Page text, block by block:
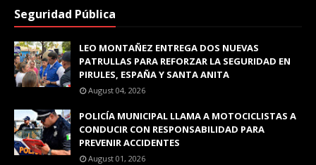
Seguridad Pública
LEO MONTAÑEZ ENTREGA DOS NUEVAS
PATRULLAS PARA REFORZAR LA SEGURIDAD EN
PIRULES, ESPAÑA Y SANTA ANITA
August 04, 2026
POLICÍA MUNICIPAL LLAMA A MOTOCICLISTAS A
CONDUCIR CON RESPONSABILIDAD PARA
PREVENIR ACCIDENTES
August 01, 2026